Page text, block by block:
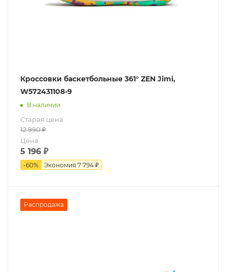
Кроссовки баскетбольные 361° ZEN Jimi,
W572431108-9
В наличии
Старая цена
12 990₽
Цена
5 196 ₽
-60% Экономия 7 794 ₽
Распродажа